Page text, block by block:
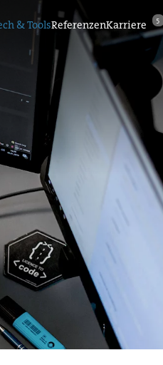
& ToolsReferenzenKarriere 5